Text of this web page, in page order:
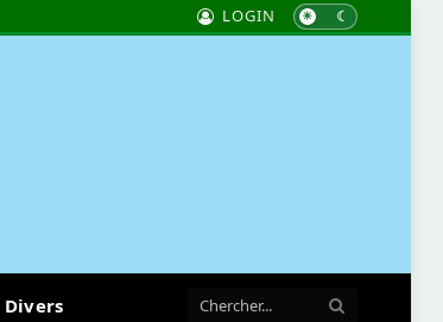
LOGIN
Divers